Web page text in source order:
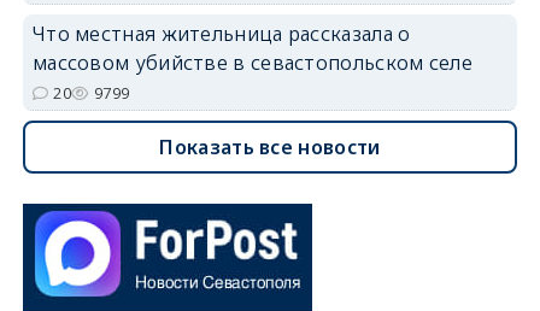
Что местная жительница рассказала о
массовом убийстве в севастопольском селе
20 9799
Показать все новости